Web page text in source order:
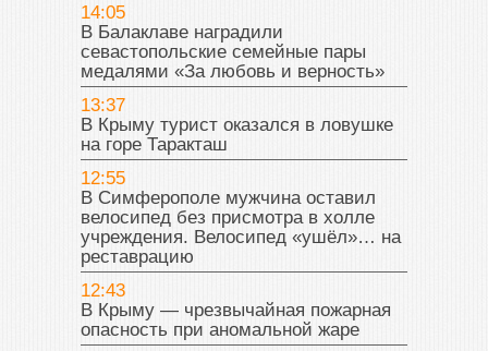
14:05
В Балаклаве наградили
севастопольские семейные пары
медалями «За любовь и верность»
13:37
В Крыму турист оказался в ловушке
на горе Таракташ
12:55
В Симферополе мужчина оставил
велосипед без присмотра в холле
учреждения. Велосипед «ушёл»… на
реставрацию
12:43
В Крыму — чрезвычайная пожарная
опасность при аномальной жаре